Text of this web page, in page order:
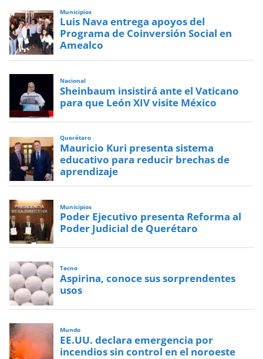
Municipios
Luis Nava entrega apoyos del
Programa de Coinversión Social en
Amealco
Nacional
Sheinbaum insistirá ante el Vaticano
para que León XIV visite México
Querétaro
Mauricio Kuri presenta sistema
educativo para reducir brechas de
aprendizaje
Municipios
Poder Ejecutivo presenta Reforma al
Poder Judicial de Querétaro
Tecno
Aspirina, conoce sus sorprendentes
usos
Mundo
EE.UU. declara emergencia por
incendios sin control en el noroeste